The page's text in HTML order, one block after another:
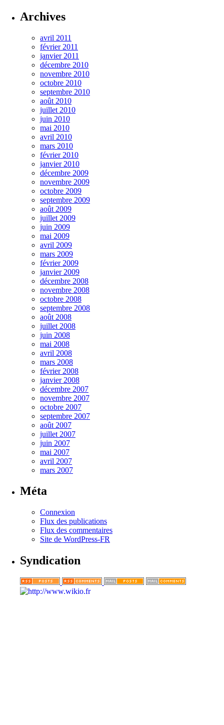
Archives
avril 2011
février 2011
janvier 2011
décembre 2010
novembre 2010
octobre 2010
septembre 2010
août 2010
juillet 2010
juin 2010
mai 2010
avril 2010
mars 2010
février 2010
janvier 2010
décembre 2009
novembre 2009
octobre 2009
septembre 2009
août 2009
juillet 2009
juin 2009
mai 2009
avril 2009
mars 2009
février 2009
janvier 2009
décembre 2008
novembre 2008
octobre 2008
septembre 2008
août 2008
juillet 2008
juin 2008
mai 2008
avril 2008
mars 2008
février 2008
janvier 2008
décembre 2007
novembre 2007
octobre 2007
septembre 2007
août 2007
juillet 2007
juin 2007
mai 2007
avril 2007
mars 2007
Méta
Connexion
Flux des publications
Flux des commentaires
Site de WordPress-FR
Syndication